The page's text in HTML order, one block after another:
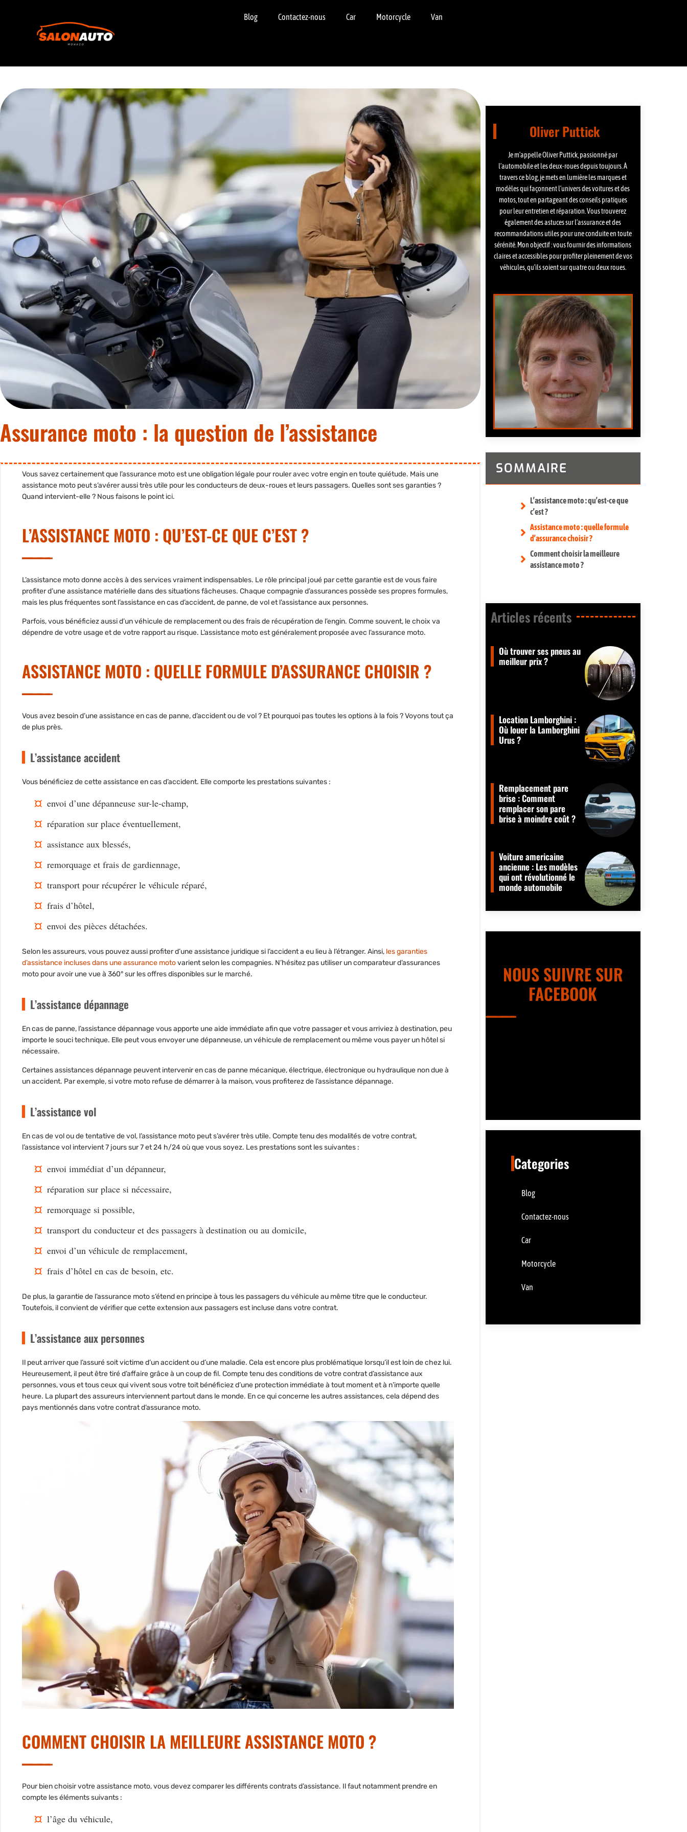
Blog Contactez-nous Car Motorcycle Van
Assurance moto : la question de l’assistance
Vous savez certainement que l’assurance moto est une obligation légale pour rouler avec votre engin en toute quiétude. Mais une
assistance moto peut s’avérer aussi très utile pour les conducteurs de deux-roues et leurs passagers. Quelles sont ses garanties ?
Quand intervient-elle ? Nous faisons le point ici.
L’ASSISTANCE MOTO : QU’EST-CE QUE C’EST ?
L’assistance moto donne accès à des services vraiment indispensables. Le rôle principal joué par cette garantie est de vous faire
profiter d’une assistance matérielledans des situations fâcheuses. Chaque compagnie d’assurances possède ses propres formules,
mais les plus fréquentes sont l’assistance en cas d’accident, de panne, de vol et l’assistance aux personnes.
Parfois, vous bénéficiez aussi d’un véhicule de remplacement ou des frais de récupération de l’engin. Comme souvent, le choix va
dépendre de votre usage et de votre rapport au risque. L’assistance moto est généralement proposée avec l’assurance moto.
ASSISTANCE MOTO : QUELLE FORMULE D’ASSURANCE CHOISIR ?
Vous avez besoin d’une assistance en cas de panne, d’accident ou de vol ? Et pourquoi pas toutes les options à la fois ? Voyons tout ça
de plus près.
L’assistance accident
Vous bénéficiez de cetteassistance en cas d’accident. Elle comporte les prestations suivantes :
envoi d’une dépanneuse sur-le-champ,
réparation sur place éventuellement,
assistance aux blessés,
remorquage et frais de gardiennage,
transport pour récupérer le véhicule réparé,
frais d’hôtel,
envoi des pièces détachées.
Selon les assureurs, vous pouvez aussi profiter d’une assistance juridique si l’accident a eu lieu à l’étranger. Ainsi, les garanties
d’assistance incluses dans une assurance motovarient selon les compagnies. N’hésitez pas utiliser uncomparateur d’assurances
moto pour avoir une vue à 360° sur les offres disponibles sur le marché.
L’assistance dépannage
En cas de panne, l’assistance dépannage vous apporte une aide immédiate afin que votre passager et vous arriviez à destination, peu
importe le souci technique. Elle peut vous envoyer une dépanneuse, un véhicule de remplacement ou même vous payer un hôtel si
nécessaire.
Certaines assistances dépannage peuvent intervenir en cas de panne mécanique, électrique, électronique ou hydraulique non due à
un accident. Par exemple, si votre moto refuse de démarrer à la maison, vous profiterez de l’assistance dépannage.
L’assistance vol
En cas de vol ou de tentative de vol, l’assistance moto peut s’avérer très utile. Compte tenu des modalités de votre contrat,
l’assistance vol intervient 7 jours sur 7 et 24 h/24où que vous soyez. Les prestations sont les suivantes :
envoi immédiat d’un dépanneur,
réparation sur place si nécessaire,
remorquage si possible,
transport du conducteur et des passagers à destination ou au domicile,
envoi d’un véhicule de remplacement,
frais d’hôtel en cas de besoin, etc.
De plus, la garantie de l’assurance moto s’étend en principe à tous les passagers du véhiculeau même titre que le conducteur.
Toutefois, il convient de vérifier que cette extension aux passagers est incluse dans votre contrat.
L’assistance aux personnes
Il peut arriver que l’assuré soit victime d’un accident ou d’une maladie. Cela est encore plus problématique lorsqu’il est loin de chez lui.
Heureusement, il peut être tiré d’affaire grâce à un coup de fil. Compte tenu des conditions de votrecontrat d’assistance aux
personnes, vous et tous ceux qui vivent sous votre toit bénéficiez d’une protection immédiate à tout moment et à n’importe quelle
heure. La plupart des assureurs interviennent partout dans le monde. En ce qui concerne les autres assistances, cela dépend des
pays mentionnés dans votre contrat d’assurance moto.
COMMENT CHOISIR LA MEILLEURE ASSISTANCE MOTO ?
Pour bien choisir votre assistance moto, vous devez comparer les différents contrats d’assistance. Il faut notamment prendre en
compte les éléments suivants :
l’âge du véhicule,
Oliver Puttick
Je m’appelle Oliver Puttick, passionné par
l’automobile et les deux-roues depuis toujours. À
travers ce blog, je mets en lumière les marques et
modèles qui façonnent l’univers des voitures et des
motos, tout en partageant des conseils pratiques
pour leur entretien et réparation. Vous trouverez
également des astuces sur l’assurance et des
recommandations utiles pour une conduite en toute
sérénité. Mon objectif : vous fournir des informations
claires et accessibles pour profiter pleinement de vos
véhicules, qu’ils soient sur quatre ou deux roues.
SOMMAIRE
L’assistance moto : qu’est-ce que
c’est ?
Assistance moto : quelle formule
d’assurance choisir ?
Comment choisir la meilleure
assistance moto ?
Articles récents​
Où trouver ses pneus au
meilleur prix ?
Location Lamborghini :
Où louer la Lamborghini
Urus ?
Remplacement pare
brise : Comment
remplacer son pare
brise à moindre coût ?
Voiture americaine
ancienne : Les modèles
qui ont révolutionné le
monde automobile
NOUS SUIVRE SUR
FACEBOOK
Categories
Blog
Contactez-nous
Car
Motorcycle
Van